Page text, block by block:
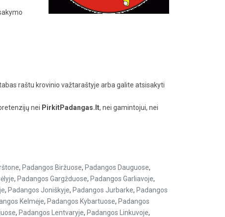
raštu krovinio važtaraštyje arba galite atsisakyti
nei PirkitPadangas.lt, nei gamintojui, nei
, Padangos Biržuose, Padangos Dauguose,
, Padangos Gargžduose, Padangos Garliavoje,
, Padangos Joniškyje, Padangos Jurbarke, Padangos
Kelmėje, Padangos Kybartuose, Padangos
, Padangos Lentvaryje, Padangos Linkuvoje,